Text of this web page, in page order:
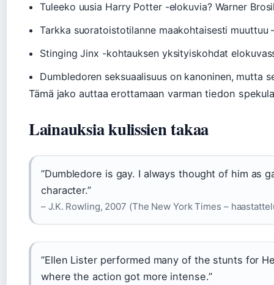
Tuleeko uusia Harry Potter -elokuvia? Warner
Tarkka suoratoistotilanne maakohtaisesti muuttuu
Stinging Jinx -kohtauksen yksityiskohdat
Dumbledoren seksuaalisuus on kanoninen, mutta
Tämä jako auttaa erottamaan varman tiedon
Lainauksia kulissien takaa
”Dumbledore is gay. I always thought of him as
character.”
– J.K. Rowling, 2007 (The New York Times –
”Ellen Lister performed many of the stunts for
where the action got more intense.”